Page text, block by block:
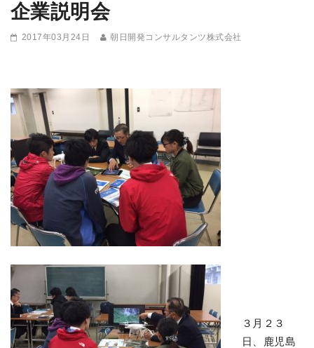
企業説明会
2017年03月24日 朝日開発コンサルタンツ株式会社
３月２３
日、鹿児島